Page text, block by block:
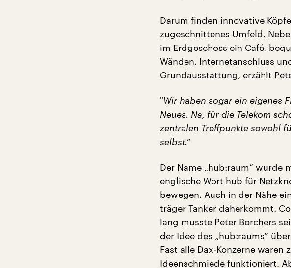
Darum finden innovative
zugeschnittenes Umfeld.
im Erdgeschoss ein Café,
Wänden. Internetanschluss
Grundausstattung, erzählt
"Wir haben sogar ein eigenes
Neues. Na, für die Telekom
zentralen Treffpunkte sowohl
selbst.“
Der Name „hub:raum“ wurde
englische Wort hub für
bewegen. Auch in der Nähe
träger Tanker daherkommt.
lang musste Peter Borchers
der Idee des „hub:raums“
Fast alle Dax-Konzerne waren
Ideenschmiede funktioniert.